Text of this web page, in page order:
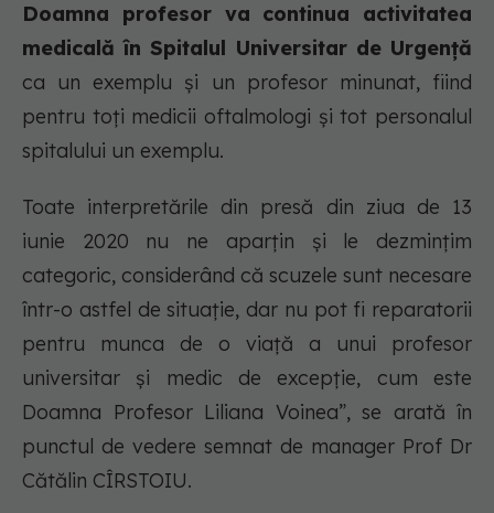
Doamna profesor va continua activitatea
medicală în Spitalul Universitar de Urgență
ca un exemplu și un profesor minunat, fiind
pentru toți medicii oftalmologi și tot personalul
spitalului un exemplu.
Toate interpretările din presă din ziua de 13
iunie 2020 nu ne aparțin și le dezmințim
categoric, considerând că scuzele sunt necesare
într-o astfel de situație, dar nu pot fi reparatorii
pentru munca de o viață a unui profesor
universitar și medic de excepție, cum este
Doamna Profesor Liliana Voinea”, se arată în
punctul de vedere semnat de manager Prof Dr
Cătălin CÎRSTOIU.